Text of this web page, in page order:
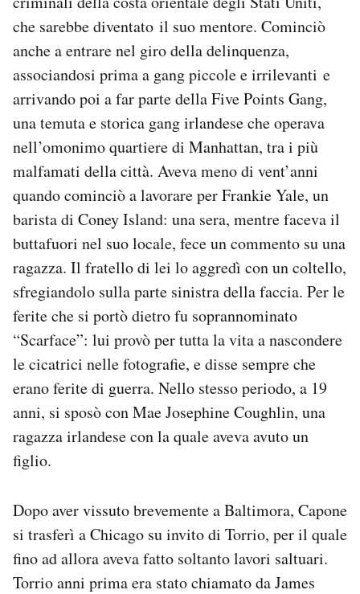
che sarebbe diventato il suo mentore. Cominciò
anche a entrare nel giro della delinquenza,
associandosi prima a gang piccole e irrilevanti e
arrivando poi a far parte della Five Points Gang,
una temuta e storica gang irlandese che operava
nell’omonimo quartiere di Manhattan, tra i più
malfamati della città. Aveva meno di vent’anni
quando cominciò a lavorare per Frankie Yale, un
barista di Coney Island: una sera, mentre faceva il
buttafuori nel suo locale, fece un commento su una
ragazza. Il fratello di lei lo aggredì con un coltello,
sfregiandolo sulla parte sinistra della faccia. Per le
ferite che si portò dietro fu soprannominato
“Scarface”: lui provò per tutta la vita a nascondere
le cicatrici nelle fotografie, e disse sempre che
erano ferite di guerra. Nello stesso periodo, a 19
anni, si sposò con Mae Josephine Coughlin, una
ragazza irlandese con la quale aveva avuto un
figlio.
Dopo aver vissuto brevemente a Baltimora, Capone
si trasferì a Chicago su invito di Torrio, per il quale
fino ad allora aveva fatto soltanto lavori saltuari.
Torrio anni prima era stato chiamato da James